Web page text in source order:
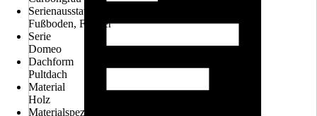
Serienausstattung
Fußboden, Fenster
Serie
Domeo
Dachform
Pultdach
Material
Holz
Materialspezifizierung